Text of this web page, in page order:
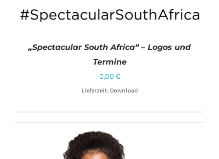
DETAILS
„Spectacular South Africa“ – Logos und
Termine
0,00 €
Lieferzeit: Download